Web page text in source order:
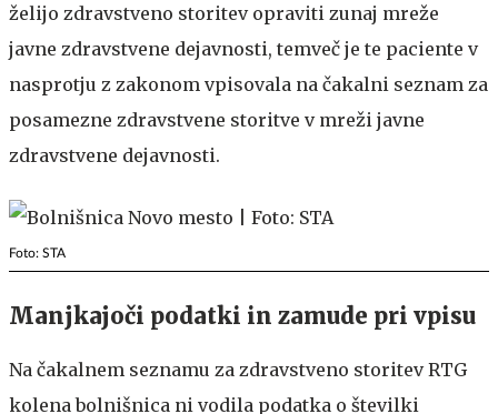
želijo zdravstveno storitev opraviti zunaj mreže
javne zdravstvene dejavnosti, temveč je te paciente v
nasprotju z zakonom vpisovala na čakalni seznam za
posamezne zdravstvene storitve v mreži javne
zdravstvene dejavnosti.
Foto: STA
Manjkajoči podatki in zamude pri vpisu
Na čakalnem seznamu za zdravstveno storitev RTG
kolena bolnišnica ni vodila podatka o številki